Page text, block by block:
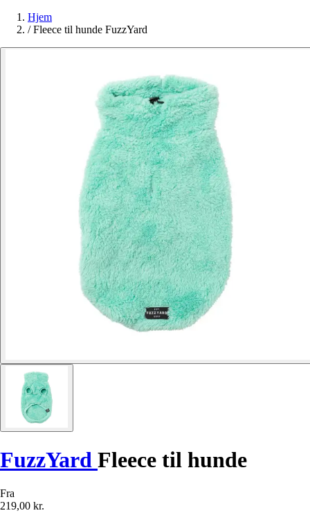
Hjem
/ Fleece til hunde FuzzYard
FuzzYard Fleece til hunde
Fra
219,00 kr.